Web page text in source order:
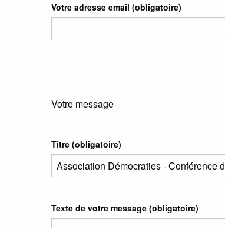
Votre adresse email (obligatoire)
Votre message
Titre (obligatoire)
Texte de votre message (obligatoire)